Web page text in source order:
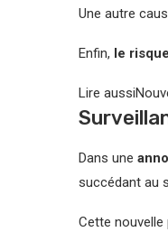
Une autre
Enfin, le
Lire aussi
Dans une
succédant au
Cette nouvelle